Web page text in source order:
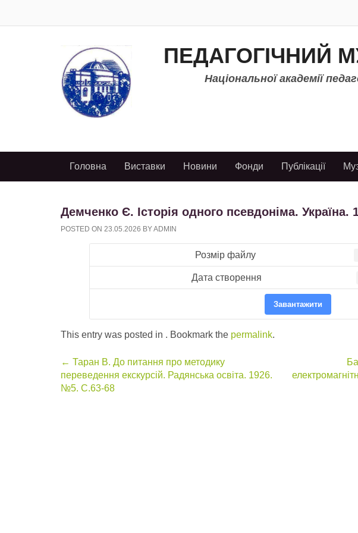
ПЕДАГОГІЧНИЙ
Національної академії
Головна Виставки Новини Фонди Публікації
Демченко Є. Історія одного псевдоніма.
POSTED ON 23.05.2026 BYADMIN
Розмір файлу
Дата створення
Завантажити
This entry was posted in . Bookmark the permalink.
Post
navigation
← Таран В. До питання про методику
переведення екскурсій. Радянська освіта. 1926.
№5. С.63-68